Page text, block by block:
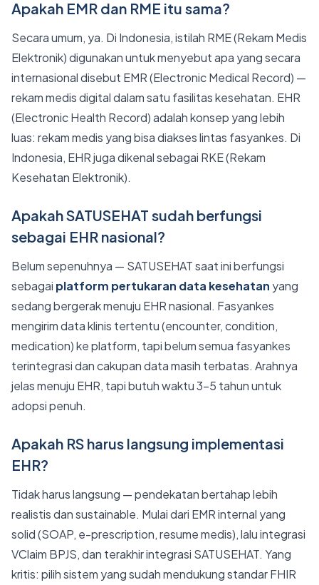
Apakah EMR dan RME itu sama?
Secara umum, ya. Di Indonesia, istilah RME (Rekam Medis
Elektronik) digunakan untuk menyebut apa yang secara
internasional disebut EMR (Electronic Medical Record) —
rekam medis digital dalam satu fasilitas kesehatan. EHR
(Electronic Health Record) adalah konsep yang lebih
luas: rekam medis yang bisa diakses lintas fasyankes. Di
Indonesia, EHR juga dikenal sebagai RKE (Rekam
Kesehatan Elektronik).
Apakah SATUSEHAT sudah berfungsi
sebagai EHR nasional?
Belum sepenuhnya — SATUSEHAT saat ini berfungsi
sebagai platform pertukaran data kesehatan yang
sedang bergerak menuju EHR nasional. Fasyankes
mengirim data klinis tertentu (encounter, condition,
medication) ke platform, tapi belum semua fasyankes
terintegrasi dan cakupan data masih terbatas. Arahnya
jelas menuju EHR, tapi butuh waktu 3-5 tahun untuk
adopsi penuh.
Apakah RS harus langsung implementasi
EHR?
Tidak harus langsung — pendekatan bertahap lebih
realistis dan sustainable. Mulai dari EMR internal yang
solid (SOAP, e-prescription, resume medis), lalu integrasi
VClaim BPJS, dan terakhir integrasi SATUSEHAT. Yang
kritis: pilih sistem yang sudah mendukung standar FHIR